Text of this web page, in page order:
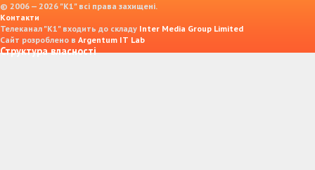
© 2006 — 2026 "K1" всі права захищені.
Контакти
Телеканал "К1" входить до складу Inter Media Group Limited
Сайт розроблено в Argentum IT Lab
Структура власності